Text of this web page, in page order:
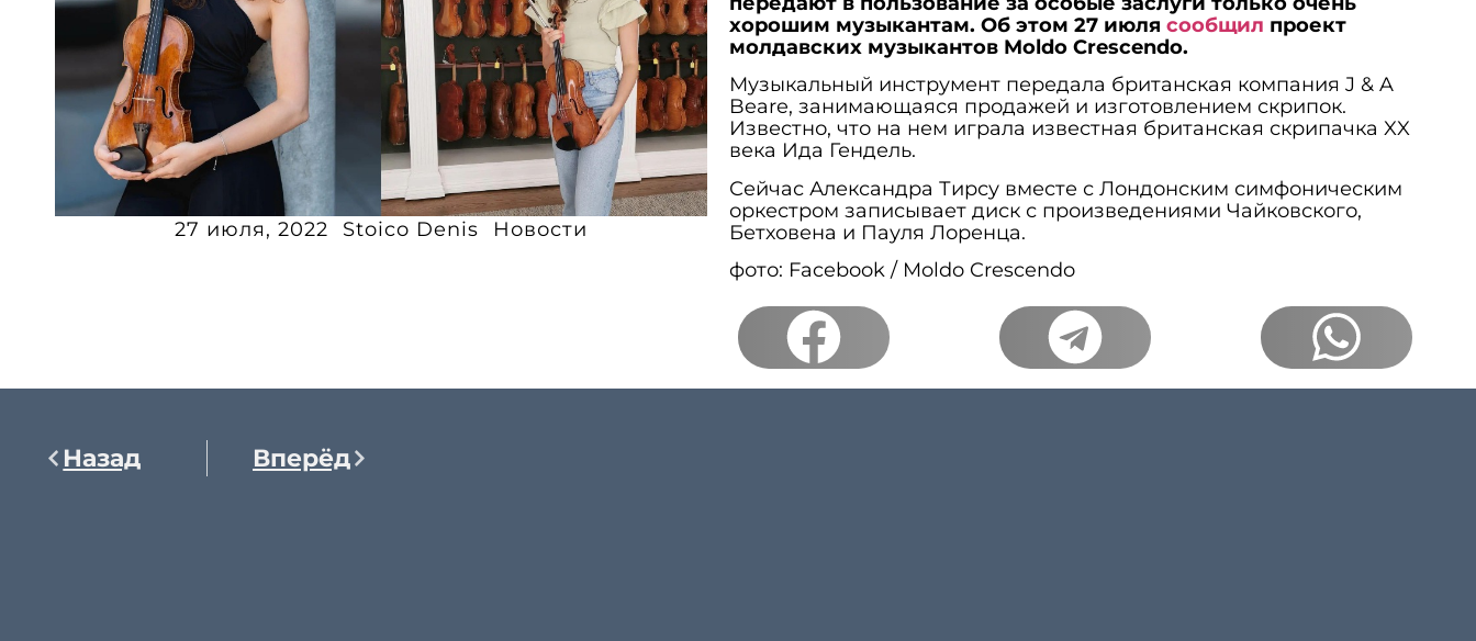
27 июля, 2022 Stoico Denis Новости
хорошим музыкантам. Об этом 27 июля сообщил проект
молдавских музыкантов Moldo Crescendo.
Музыкальный инструмент передала британская компания J & A
Beare, занимающаяся продажей и изготовлением скрипок.
Известно, что на нем играла известная британская скрипачка XX
века Ида Гендель.
Сейчас Александра Тирсу вместе с Лондонским симфоническим
оркестром записывает диск с произведениями Чайковского,
Бетховена и Пауля Лоренца.
фото: Facebook / Moldo Crescendo
Назад Вперёд